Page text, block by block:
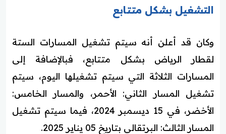
التشغيل بشكل متتابع
وكان قد أعلن أنه سيتم تشغيل المسارات الستة
لقطار الرياض بشكل متتابع، فبالإضافة إلى
المسارات الثلاثة التي سيتم تشغيلها اليوم، سيتم
تشغيل المسار الثاني: الأحمر، والمسار الخامس:
الأخضر، في 15 ديسمبر 2024، فيما سيتم تشغيل
المسار الثالث: البرتقالي بتاريخ 05 يناير 2025.